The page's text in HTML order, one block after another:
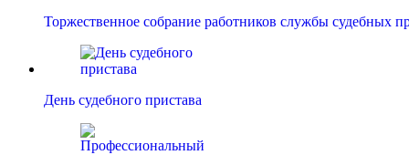
Торжественное собрание работников службы судебных
День судебного пристава